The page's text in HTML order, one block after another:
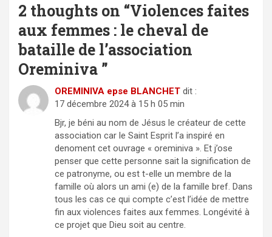
2 thoughts on “Violences faites
aux femmes : le cheval de
bataille de l’association
Oreminiva ”
OREMINIVA epse BLANCHET dit :
17 décembre 2024 à 15 h 05 min
Bjr, je béni au nom de Jésus le créateur de cette
association car le Saint Esprit l’a inspiré en
denoment cet ouvrage « oreminiva ». Et j’ose
penser que cette personne sait la signification de
ce patronyme, ou est t-elle un membre de la
famille où alors un ami (e) de la famille bref. Dans
tous les cas ce qui compte c’est l’idée de mettre
fin aux violences faites aux femmes. Longévité à
ce projet que Dieu soit au centre.